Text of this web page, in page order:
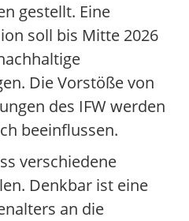
gestellt. Eine
soll bis Mitte 2026
Die Vorstöße von
des IFW werden
beeinflussen.
verschiedene
Denkbar ist eine
an die